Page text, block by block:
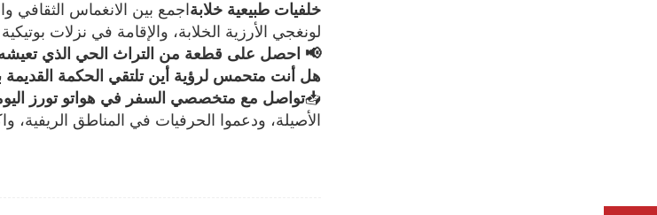
خلفيات طبيعية خلابة اجمع بين الانغماس
لونغجي الأرزية الخلابة، والإقامة في نزلات
📢 احصل على قطعة من التراث الحي الذي
هل أنت متحمس لرؤية أين تلتقي الحكمة القديمة
📥تواصل مع متخصصي السفر في هواتو تورز
الأصيلة، ودعموا الحرفيات في المناطق الريفية،